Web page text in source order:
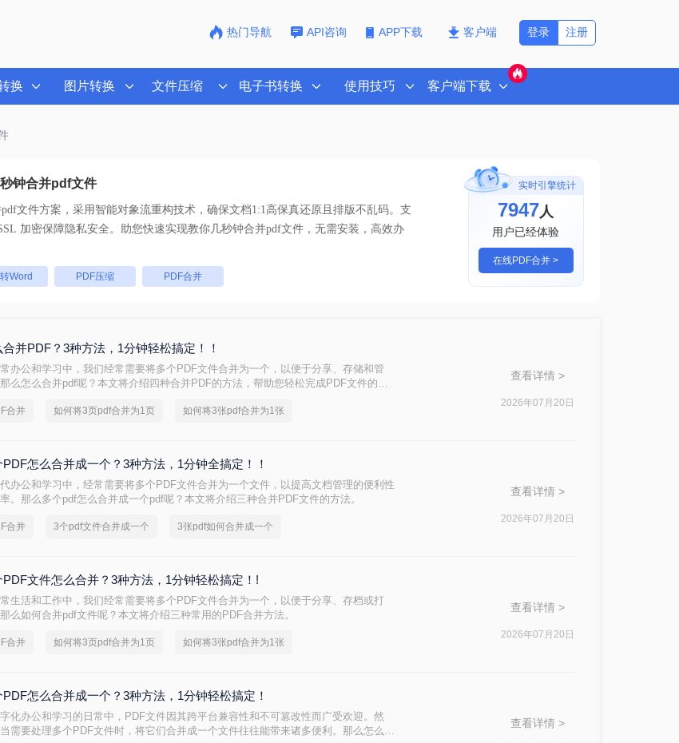
热门导航 API咨询 APP下载 客户端 注册
登录
换 图片转换 文件压缩 电子书转换 使用技巧 客户端下载
钟合并pdf文件
文件方案，采用智能对象流重构技术，确保文档1:1高保真还原且排版不乱码。支
理， 全链路 SSL 加密保障隐私安全。助您快速实现教你几秒钟合并pdf文件，无需安装，高效办
Word PDF压缩 PDF合并
实时引擎统计
7951人
用户已经体验
在线PDF合并 >
合并PDF？3种方法，1分钟轻松搞定！！
办公和学习中，我们经常需要将多个PDF文件合并为一个，以便于分享、存储和管
么怎么合并pdf呢？本文将介绍四种合并PDF的方法，帮助您轻松完成PDF文件的合
合并 如何将3页pdf合并为1页 如何将3张pdf合并为1张
查看详情 >
2026年07月20日
PDF怎么合并成一个？3种方法，1分钟全搞定！！
办公和学习中，经常需要将多个PDF文件合并为一个文件，以提高文档管理的便利性
。那么多个pdf怎么合并成一个pdf呢？本文将介绍三种合并PDF文件的方法。
合并 3个pdf文件合并成一个 3张pdf如何合并成一个
查看详情 >
2026年07月20日
PDF文件怎么合并？3种方法，1分钟轻松搞定！!
生活和工作中，我们经常需要将多个PDF文件合并为一个，以便于分享、存档或打
么如何合并pdf文件呢？本文将介绍三种常用的PDF合并方法。
合并 如何将3页pdf合并为1页 如何将3张pdf合并为1张
查看详情 >
2026年07月20日
PDF怎么合并成一个？3种方法，1分钟轻松搞定！
化办公和学习的日常中，PDF文件因其跨平台兼容性和不可篡改性而广受欢迎。然
需要处理多个PDF文件时，将它们合并成一个文件往往能带来诸多便利。那么怎么合
查看详情 >